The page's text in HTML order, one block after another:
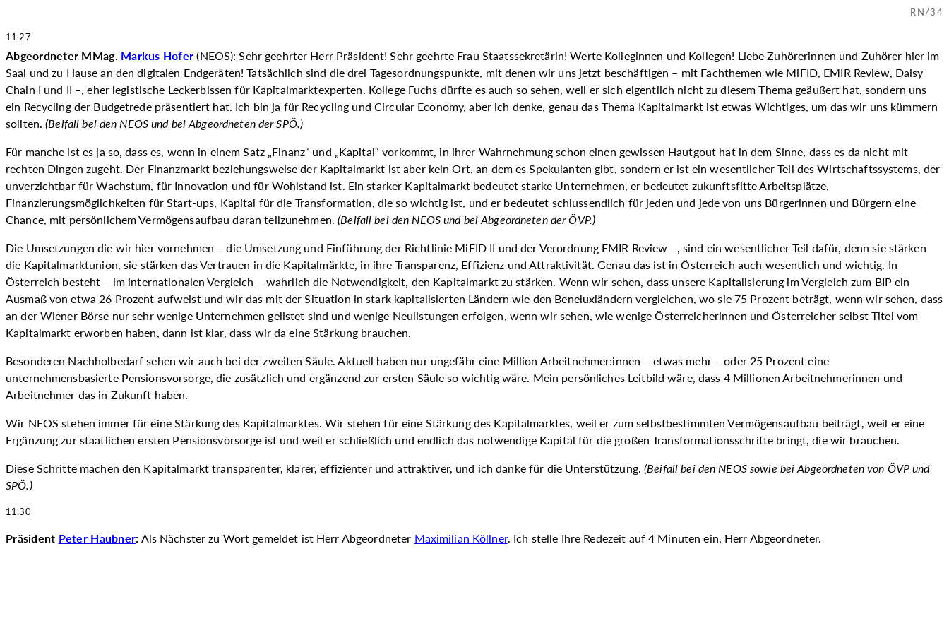
RN/34
11.27
Abgeordneter MMag. Markus Hofer (NEOS): Sehr geehrter Herr Präsident! Sehr geehrte Frau Staatssekretärin! Werte Kolleginnen und Kollegen! Liebe Zuhörerinnen und Zuhörer hier im
Saal und zu Hause an den digitalen Endgeräten! Tatsächlich sind die drei Tagesordnungspunkte, mit denen wir uns jetzt beschäftigen – mit Fachthemen wie MiFID, EMIR Review, Daisy
Chain I und II –, eher legistische Leckerbissen für Kapitalmarktexperten. Kollege Fuchs dürfte es auch so sehen, weil er sich eigentlich nicht zu diesem Thema geäußert hat, sondern uns
ein Recycling der Budgetrede präsentiert hat. Ich bin ja für Recycling und Circular Economy, aber ich denke, genau das Thema Kapitalmarkt ist etwas Wichtiges, um das wir uns kümmern
sollten.(Beifall bei den NEOS und bei Abgeordneten der SPÖ.)
Für manche ist es ja so, dass es, wenn in einem Satz „Finanz“ und „Kapital“ vorkommt, in ihrer Wahrnehmung schon einen gewissen Hautgout hat in dem Sinne, dass es da nicht mit
rechten Dingen zugeht. Der Finanzmarkt beziehungsweise der Kapitalmarkt ist aber kein Ort, an dem es Spekulanten gibt, sondern er ist ein wesentlicher Teil des Wirtschaftssystems, der
unverzichtbar für Wachstum, für Innovation und für Wohlstand ist. Ein starker Kapitalmarkt bedeutet starke Unternehmen, er bedeutet zukunftsfitte Arbeitsplätze,
Finanzierungsmöglichkeiten für Start-ups, Kapital für die Transformation, die so wichtig ist, und er bedeutet schlussendlich für jeden und jede von uns Bürgerinnen und Bürgern eine
Chance, mit persönlichem Vermögensaufbau daran teilzunehmen.(Beifall bei den NEOS und bei Abgeordneten der ÖVP.)
Die Umsetzungen die wir hier vornehmen – die Umsetzung und Einführung der Richtlinie MiFID II und der Verordnung EMIR Review –, sind ein wesentlicher Teil dafür, denn sie stärken
die Kapitalmarktunion, sie stärken das Vertrauen in die Kapitalmärkte, in ihre Transparenz, Effizienz und Attraktivität. Genau das ist in Österreich auch wesentlich und wichtig. In
Österreich besteht – im internationalen Vergleich – wahrlich die Notwendigkeit, den Kapitalmarkt zu stärken. Wenn wir sehen, dass unsere Kapitalisierung im Vergleich zum BIP ein
Ausmaß von etwa 26 Prozent aufweist und wir das mit der Situation in stark kapitalisierten Ländern wie den Beneluxländern vergleichen, wo sie 75 Prozent beträgt, wenn wir sehen, dass
an der Wiener Börse nur sehr wenige Unternehmen gelistet sind und wenige Neulistungen erfolgen, wenn wir sehen, wie wenige Österreicherinnen und Österreicher selbst Titel vom
Kapitalmarkt erworben haben, dann ist klar, dass wir da eine Stärkung brauchen.
Besonderen Nachholbedarf sehen wir auch bei der zweiten Säule. Aktuell haben nur ungefähr eine Million Arbeitnehmer:innen – etwas mehr – oder 25 Prozent eine
unternehmensbasierte Pensionsvorsorge, die zusätzlich und ergänzend zur ersten Säule so wichtig wäre. Mein persönliches Leitbild wäre, dass 4 Millionen Arbeitnehmerinnen und
Arbeitnehmer das in Zukunft haben.
Wir NEOS stehen immer für eine Stärkung des Kapitalmarktes. Wir stehen für eine Stärkung des Kapitalmarktes, weil er zum selbstbestimmten Vermögensaufbau beiträgt, weil er eine
Ergänzung zur staatlichen ersten Pensionsvorsorge ist und weil er schließlich und endlich das notwendige Kapital für die großen Transformationsschritte bringt, die wir brauchen.
Diese Schritte machen den Kapitalmarkt transparenter, klarer, effizienter und attraktiver, und ich danke für die Unterstützung.(Beifall bei den NEOS sowie bei Abgeordneten von ÖVP und
SPÖ.)
11.30
Präsident Peter Haubner: Als Nächster zu Wort gemeldet ist Herr Abgeordneter Maximilian Köllner. Ich stelle Ihre Redezeit auf 4 Minuten ein, Herr Abgeordneter.